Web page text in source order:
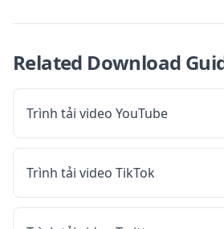
Related Download
Trình tải video YouTube
Trình tải video TikTok